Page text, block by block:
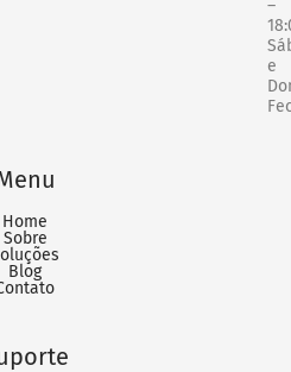
–
e
Home
Sobre
Blog